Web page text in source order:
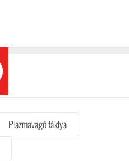
Plazmavágó fáklya